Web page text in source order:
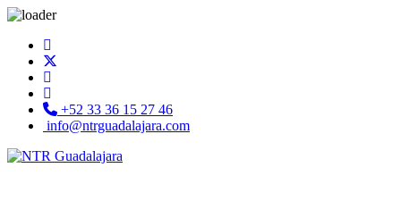
+52 33 36 15 27 46
info@ntrguadalajara.com